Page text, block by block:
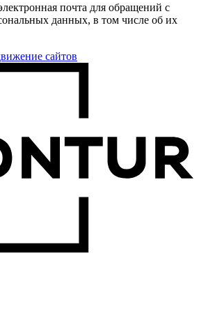
почта для обращений с
данных, в том числе об их
сайтов